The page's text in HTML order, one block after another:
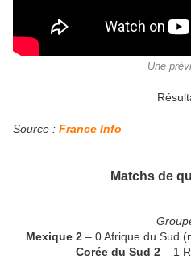
Une
Source : France Info
Matchs de
Mexique 2 – 0 Afrique du Sud
Corée du Sud 2 – 1